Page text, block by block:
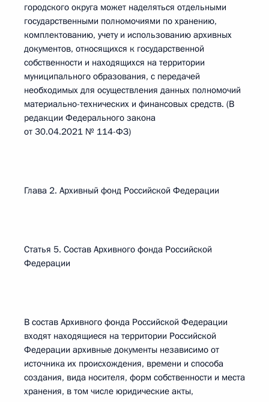
городского округа может наделяться отдельными
государственными полномочиями по хранению,
комплектованию, учету и использованию архивных
документов, относящихся к государственной
собственности и находящихся на территории
муниципального образования, с передачей
необходимых для осуществления данных полномочий
материально-технических и финансовых средств. (В
редакции Федерального закона
от 30.04.2021 № 114-ФЗ)
Глава 2. Архивный фонд Российской Федерации
Статья 5. Состав Архивного фонда Российской
Федерации
В состав Архивного фонда Российской Федерации
входят находящиеся на территории Российской
Федерации архивные документы независимо от
источника их происхождения, времени и способа
создания, вида носителя, форм собственности и места
хранения, в том числе юридические акты,